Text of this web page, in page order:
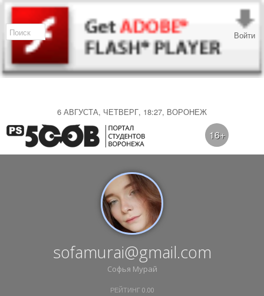
6 АВГУСТА, ЧЕТВЕРГ, 18:27, ВОРОНЕЖ
Войти
16+
sofamurai@gmail.com
Софья Мурай
РЕЙТИНГ 0.00